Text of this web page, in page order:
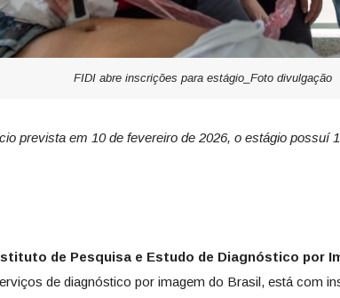
FIDI abre inscrições para estágio_Foto divulgação
prevista em 10 de fevereiro de 2026, o estágio possuí
de Pesquisa e Estudo de Diagnóstico por
de diagnóstico por imagem do Brasil, está com